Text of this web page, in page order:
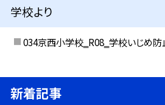
学校より
034京西小学校‗R08‗学校いじめ
新着記事